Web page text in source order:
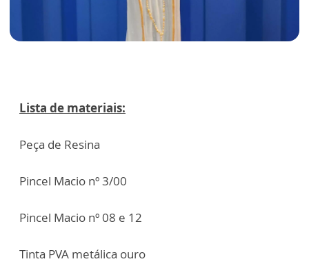
Lista de materiais:
Peça de Resina
Pincel Macio nº 3/00
Pincel Macio nº 08 e 12
Tinta PVA metálica ouro